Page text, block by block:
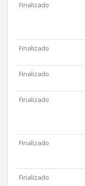
Finalizado
Finalizado
Finalizado
Finalizado
Finalizado
Finalizado